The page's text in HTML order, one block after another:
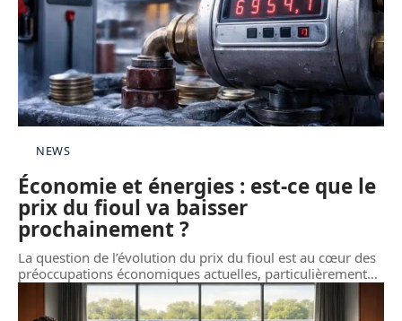
NEWS
Économie et énergies : est-ce que le
prix du fioul va baisser
prochainement ?
La question de l’évolution du prix du fioul est au cœur des
préoccupations économiques actuelles, particulièrement…